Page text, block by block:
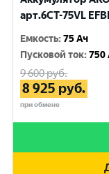
арт.6СТ-75VL
Емкость:75 Ач
Пусковой ток:750
9 600руб.
8 925 руб.
при обмене